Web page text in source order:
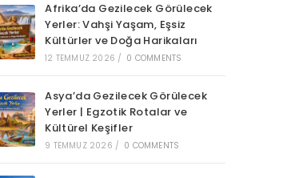
Afrika’da Gezilecek Görülecek
Yerler: Vahşi Yaşam, Eşsiz
Kültürler ve Doğa Harikaları
12 TEMMUZ 2026 / 0 COMMENTS
Asya’da Gezilecek Görülecek
Yerler | Egzotik Rotalar ve
Kültürel Keşifler
9 TEMMUZ 2026 / 0 COMMENTS